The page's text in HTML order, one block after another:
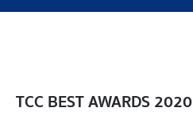
TCC BEST AWARDS 2020